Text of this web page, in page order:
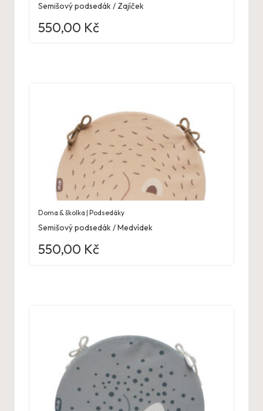
Semišový podsedák / Zajíček
550,00 Kč
Doma & školka | Podsedáky
Semišový podsedák / Medvídek
550,00 Kč